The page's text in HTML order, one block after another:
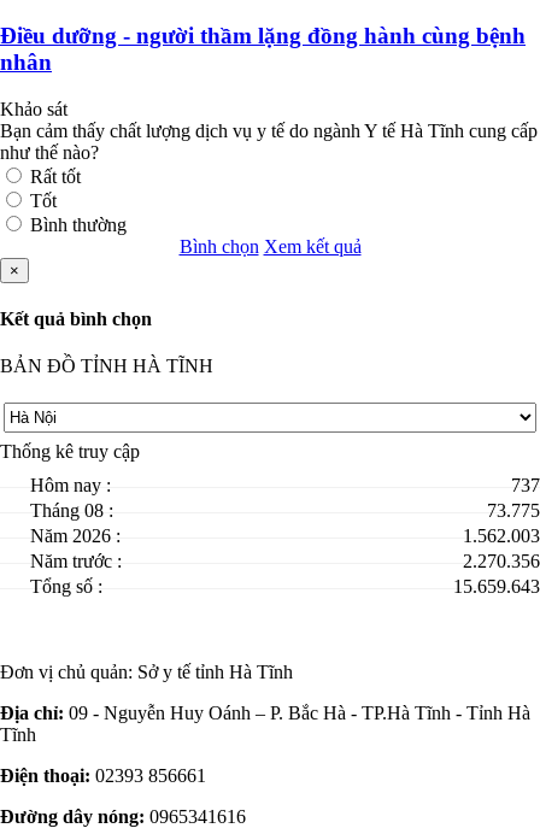
Điều dưỡng - người thầm lặng đồng hành cùng bệnh
nhân
Khảo sát
Bạn cảm thấy chất lượng dịch vụ y tế do ngành Y tế Hà Tĩnh cung cấp
như thế nào?
Rất tốt
Tốt
Bình thường
Bình chọn Xem kết quả
×
Kết quả bình chọn
BẢN ĐỒ TỈNH HÀ TĨNH
Thống kê truy cập
Hôm nay :
737
Tháng 08 :
73.775
Năm 2026 :
1.562.003
Năm trước :
2.270.356
Tổng số :
15.659.643
Đơn vị chủ quản: Sở y tế tỉnh Hà Tĩnh
Địa chỉ: 09 - Nguyễn Huy Oánh – P. Bắc Hà - TP.Hà Tĩnh - Tỉnh Hà
Tĩnh
Điện thoại: 02393 856661
Đường dây nóng: 0965341616